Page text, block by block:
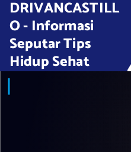
DRIVANCASTILL
O - Informasi
Seputar Tips
Hidup Sehat